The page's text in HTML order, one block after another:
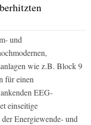
und
wie z.B. Block 9
für einen
EEG-
einseitige
Energiewende- und